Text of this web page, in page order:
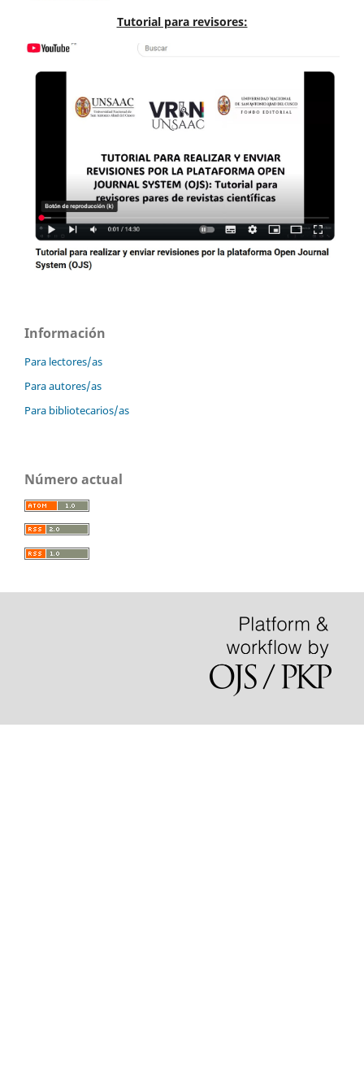
Tutorial para revisores:
Información
Para lectores/as
Para autores/as
Para bibliotecarios/as
Número actual